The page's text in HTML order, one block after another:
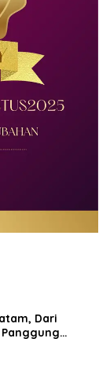
Dari
Panggung